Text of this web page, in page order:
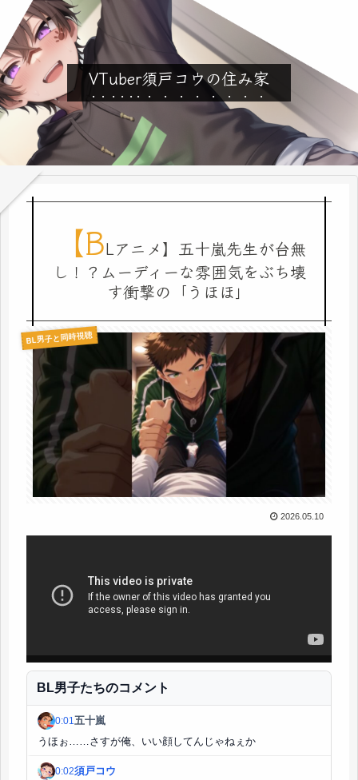
VTuber須戸コウの住み家
【BLアニメ】五十嵐先生が台無
し！？ムーディーな雰囲気をぶち壊
す衝撃の「うほほ」
BL男子と同時視聴
2026.05.10
BL男子たちのコメント
0:01五十嵐
うほぉ……さすが俺、いい顔してんじゃねぇか
0:02須戸コウ